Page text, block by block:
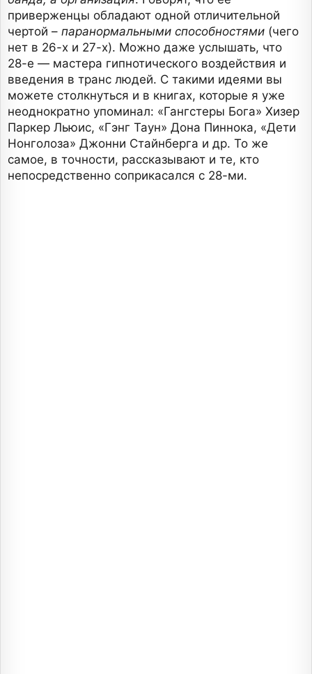
приверженцы обладают одной отличительной
чертой – паранормальными способностями (чего
нет в 26-х и 27-х). Можно даже услышать, что
28-е — мастера гипнотического воздействия и
введения в транс людей. С такими идеями вы
можете столкнуться и в книгах, которые я уже
неоднократно упоминал: «Гангстеры Бога» Хизер
Паркер Льюис, «Гэнг Таун» Дона Пиннока, «Дети
Нонголоза» Джонни Стайнберга и др. То же
самое, в точности, рассказывают и те, кто
непосредственно соприкасался с 28-ми.